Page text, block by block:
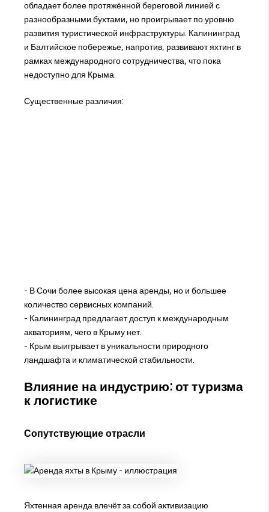
обладает более протяжённой береговой линией с
разнообразными бухтами, но проигрывает по уровню
развития туристической инфраструктуры. Калининград
и Балтийское побережье, напротив, развивают яхтинг в
рамках международного сотрудничества, что пока
недоступно для Крыма.
Существенные различия:
- В Сочи более высокая цена аренды, но и большее
количество сервисных компаний.
- Калининград предлагает доступ к международным
акваториям, чего в Крыму нет.
- Крым выигрывает в уникальности природного
ландшафта и климатической стабильности.
Влияние на индустрию: от туризма
к логистике
Сопутствующие отрасли
Яхтенная аренда влечёт за собой активизацию